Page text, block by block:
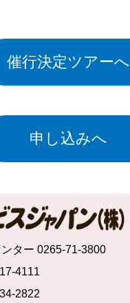
催行決定ツアーへ
申し込みへ
ター 0265-71-3800
4111
2822